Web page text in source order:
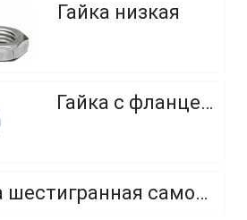
Гайка низкая
Гайка с фланцем
Гайка шестигранная самоконтрящаяся, с нейлоновым кольцом, из нержавеющей стали